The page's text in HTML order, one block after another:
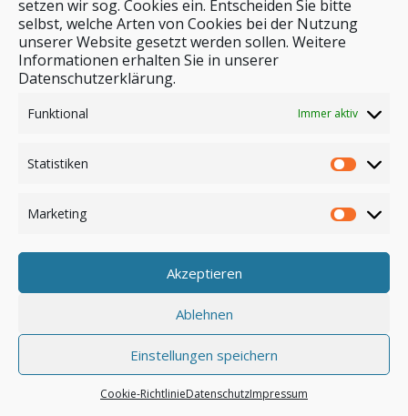
setzen wir sog. Cookies ein. Entscheiden Sie bitte
selbst, welche Arten von Cookies bei der Nutzung
unserer Website gesetzt werden sollen. Weitere
Informationen erhalten Sie in unserer
Datenschutzerklärung.
Funktional Immer aktiv
Statistiken
Marketing
Akzeptieren
Ablehnen
Einstellungen speichern
Cookie-RichtlinieDatenschutzImpressum
Stichwortsuche
Anmelden
© by safar-reiseblog.de